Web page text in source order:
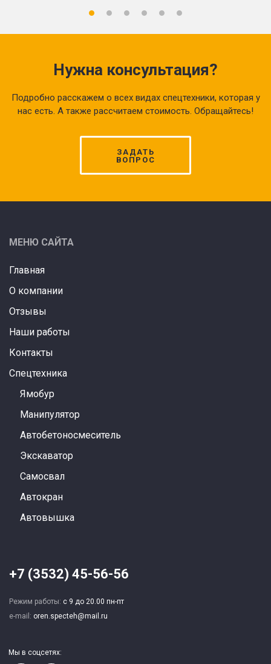
Нужна консультация?
Подробно расскажем о всех видах спецтехники, которая у
нас есть. А также рассчитаем стоимость. Обращайтесь!
ЗАДАТЬ
ВОПРОС
Мы в соцсетях:
МЕНЮ САЙТА
Главная
О компании
Отзывы
Наши работы
Контакты
Спецтехника
Ямобур
Манипулятор
Автобетоносмеситель
Экскаватор
Самосвал
Автокран
Автовышка
+7 (3532) 45-56-56
Режим работы: с 9 до 20.00 пн-пт
e-mail: oren.specteh@mail.ru